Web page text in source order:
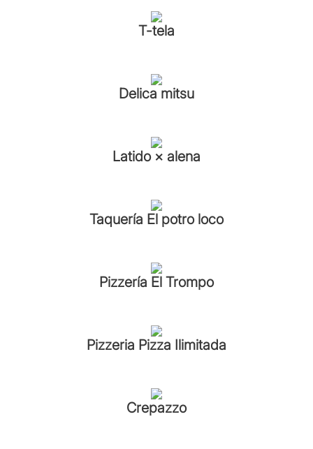
T-tela
Delica mitsu
Latido × alena
Taquería El potro loco
Pizzería El Trompo
Pizzeria Pizza Ilimitada
Crepazzo